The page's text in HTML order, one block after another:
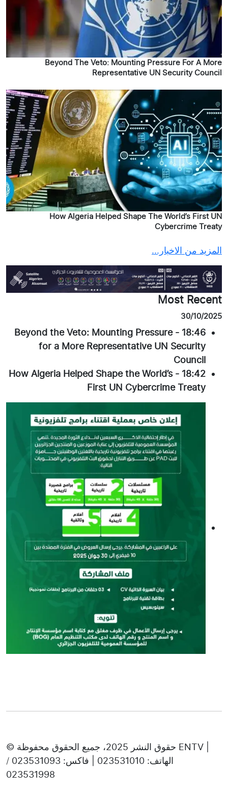
Beyond The Veto: Mounting Pressure For A More
Representative UN Security Council
How Algeria Helped Shape The World’s First UN
Cybercrime Treaty
المزيد من الاخبار...
Most Recent
30/10/2025
18:46
-
Beyond the Veto: Mounting Pressure
for a More Representative UN Security
Council
18:42
-
How Algeria Helped Shape the World’s
First UN Cybercrime Treaty
© حقوق النشر 2025، جميع الحقوق محفوظة ENTV |
الهاتف: 023531010 | فاكس: 023531093 /
023531998